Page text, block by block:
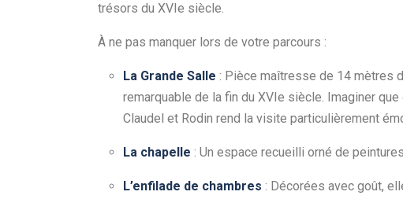
trésors du XVIe siècle.
À ne pas manquer lors de votre parcours :
La Grande Salle : Pièce maîtresse de 14 mètres
remarquable de la fin du XVIe siècle. Imaginer
Claudel et Rodin rend la visite particulièrement
La chapelle : Un espace recueilli orné de
L’enfilade de chambres : Décorées avec goût,